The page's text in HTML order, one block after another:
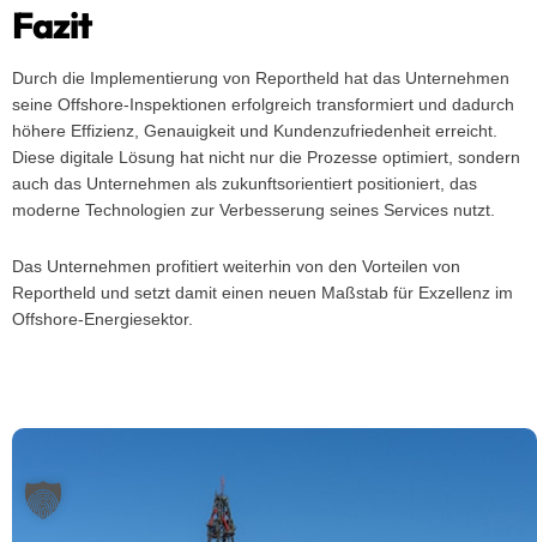
Fazit
Durch die Implementierung von Reportheld hat das Unternehmen
seine Offshore-Inspektionen erfolgreich transformiert und dadurch
höhere Effizienz, Genauigkeit und Kundenzufriedenheit erreicht.
Diese digitale Lösung hat nicht nur die Prozesse optimiert, sondern
auch das Unternehmen als zukunftsorientiert positioniert, das
moderne Technologien zur Verbesserung seines Services nutzt.
Das Unternehmen profitiert weiterhin von den Vorteilen von
Reportheld und setzt damit einen neuen Maßstab für Exzellenz im
Offshore-Energiesektor.